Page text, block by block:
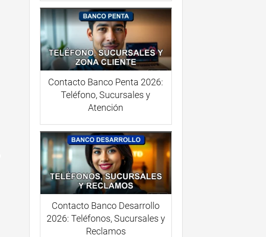
Contacto Banco Penta 2026:
Teléfono, Sucursales y
Atención
Contacto Banco Desarrollo
2026: Teléfonos, Sucursales y
Reclamos